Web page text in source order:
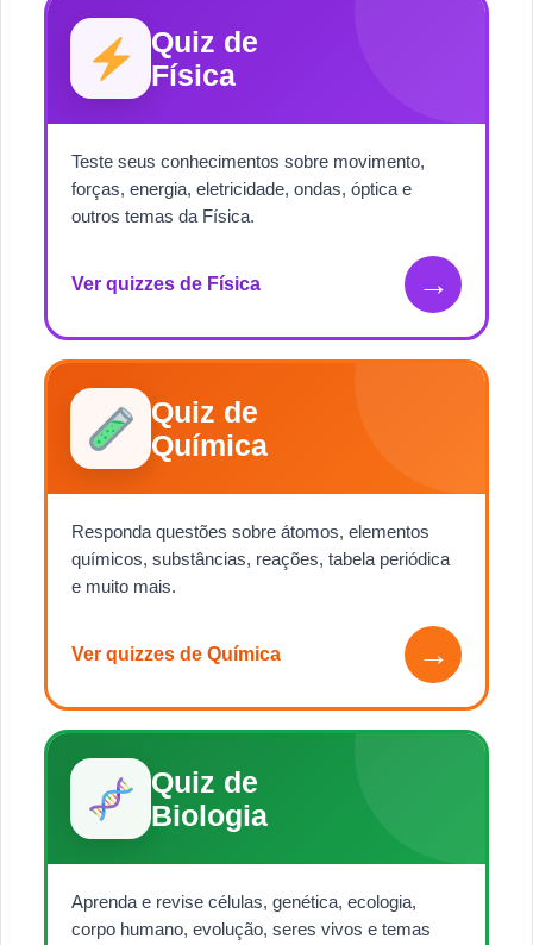
Quiz de
Física
Teste seus conhecimentos sobre movimento,
forças, energia, eletricidade, ondas, óptica e
outros temas da Física.
Ver quizzes de Física →
Quiz de
Química
Responda questões sobre átomos, elementos
químicos, substâncias, reações, tabela periódica
e muito mais.
Ver quizzes de Química →
Quiz de
Biologia
Aprenda e revise células, genética, ecologia,
corpo humano, evolução, seres vivos e temas